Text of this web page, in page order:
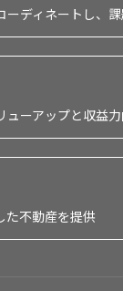
ディネートし、
ーアップと収益
た不動産を提供